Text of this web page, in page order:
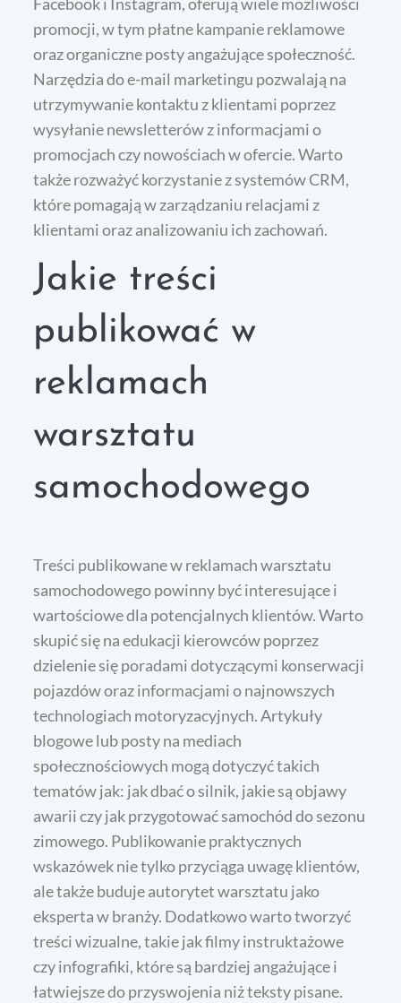
promocji, w tym płatne kampanie reklamowe
oraz organiczne posty angażujące społeczność.
Narzędzia do e-mail marketingu pozwalają na
utrzymywanie kontaktu z klientami poprzez
wysyłanie newsletterów z informacjami o
promocjach czy nowościach w ofercie. Warto
także rozważyć korzystanie z systemów CRM,
które pomagają w zarządzaniu relacjami z
klientami oraz analizowaniu ich zachowań.
Jakie treści
publikować w
reklamach
warsztatu
samochodowego
Treści publikowane w reklamach warsztatu
samochodowego powinny być interesujące i
wartościowe dla potencjalnych klientów. Warto
skupić się na edukacji kierowców poprzez
dzielenie się poradami dotyczącymi konserwacji
pojazdów oraz informacjami o najnowszych
technologiach motoryzacyjnych. Artykuły
blogowe lub posty na mediach
społecznościowych mogą dotyczyć takich
tematów jak: jak dbać o silnik, jakie są objawy
awarii czy jak przygotować samochód do sezonu
zimowego. Publikowanie praktycznych
wskazówek nie tylko przyciąga uwagę klientów,
ale także buduje autorytet warsztatu jako
eksperta w branży. Dodatkowo warto tworzyć
treści wizualne, takie jak filmy instruktażowe
czy infografiki, które są bardziej angażujące i
łatwiejsze do przyswojenia niż teksty pisane.